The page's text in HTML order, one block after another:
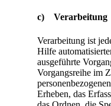
c) Verarbeitung
Verarbeitung ist
Hilfe
ausgeführte
Vorgangsreihe im
Erheben, das